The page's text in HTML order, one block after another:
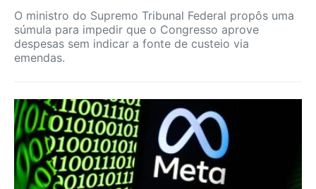
O ministro do Supremo Tribunal Federal propôs uma
súmula para impedir que o Congresso aprove
despesas sem indicar a fonte de custeio via
emendas.